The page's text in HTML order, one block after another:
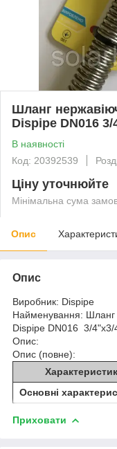
Шланг
Dispipe DN016
В наявності
Код: 20392539
Ціну уточнюйте
Мінімальна сума
Опис
Опис
Виробник: Dispipe
Найменування: Шланг
Dispipe DN016 3/
Опис:
Опис (повне):
Основні
Приховати